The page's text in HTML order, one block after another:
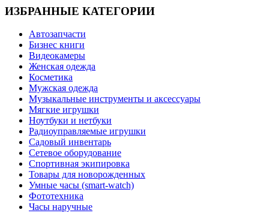
ИЗБРАННЫЕ КАТЕГОРИИ
Автозапчасти
Бизнес книги
Видеокамеры
Женская одежда
Косметика
Мужская одежда
Музыкальные инструменты и аксессуары
Мягкие игрушки
Ноутбуки и нетбуки
Радиоуправляемые игрушки
Садовый инвентарь
Сетевое оборудование
Спортивная экипировка
Товары для новорожденных
Умные часы (smart-watch)
Фототехника
Часы наручные